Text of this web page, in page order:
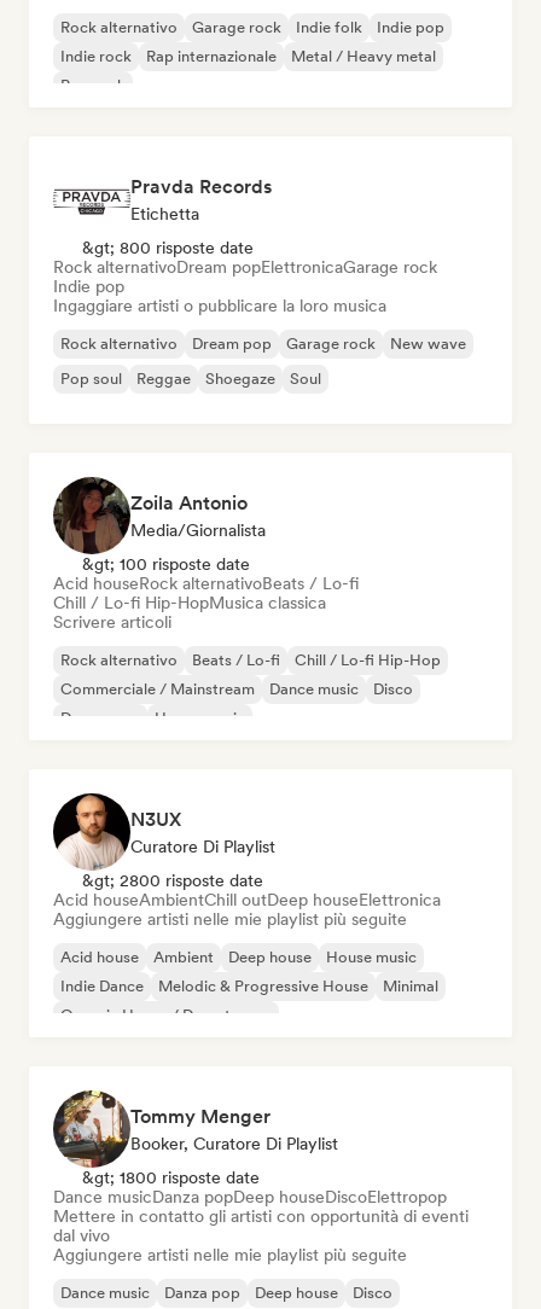
Rock alternativo Garage rock Indie folk
Indie pop
Indie rock
Rap internazionale
Metal / Heavy metal
Pop rock
Pravda Records
Etichetta
&gt; 800 risposte date
Rock alternativoDream popElettronicaGarage rock
Indie pop
Ingaggiare artisti o pubblicare la loro musica
Rock alternativo Dream pop Garage rock
New wave
Pop soul
Reggae Shoegaze Soul
Zoila Antonio
Media/Giornalista
&gt; 100 risposte date
Acid houseRock alternativoBeats / Lo-fi
Chill / Lo-fi Hip-HopMusica classica
Scrivere articoli
Rock alternativo Beats / Lo-fi
Chill / Lo-fi Hip-Hop
Commerciale / Mainstream
Dance music
Disco
Dream pop
House music
N3UX
Curatore Di Playlist
&gt; 2800 risposte date
Acid houseAmbientChill outDeep houseElettronica
Aggiungere artisti nelle mie playlist più seguite
Acid house Ambient Deep house
House music
Indie Dance
Melodic & Progressive House
Minimal
Organic House / Downtempo
Tommy Menger
Booker, Curatore Di Playlist
&gt; 1800 risposte date
Dance musicDanza popDeep houseDiscoElettropop
Mettere in contatto gli artisti con opportunità di eventi
dal vivo
Aggiungere artisti nelle mie playlist più seguite
Dance music Danza pop Deep house Disco